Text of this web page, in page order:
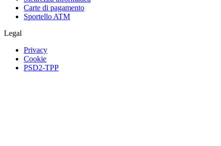
Carte di pagamento
Sportello ATM
Legal
Privacy
Cookie
PSD2-TPP